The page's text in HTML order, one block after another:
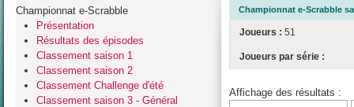
Championnat e-Scrabble
Présentation
Résultats des épisodes
Classement saison 1
Classement saison 2
Classement Challenge d'été
Classement saison 3 - Général
Championnat e-Scrabble
Joueurs : 51
Joueurs par série :
Affichage des résultats :